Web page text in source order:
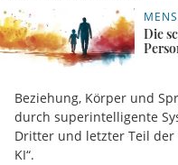
Die
Beziehung, Körper und
durch superintelligente
Dritter und letzter Teil der
KI“.